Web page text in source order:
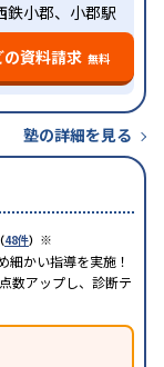
鉄小郡、小郡駅
資料請求 無料
塾の詳細を見る
48件） ※
細かい指導を実施！
数アップし、診断テ